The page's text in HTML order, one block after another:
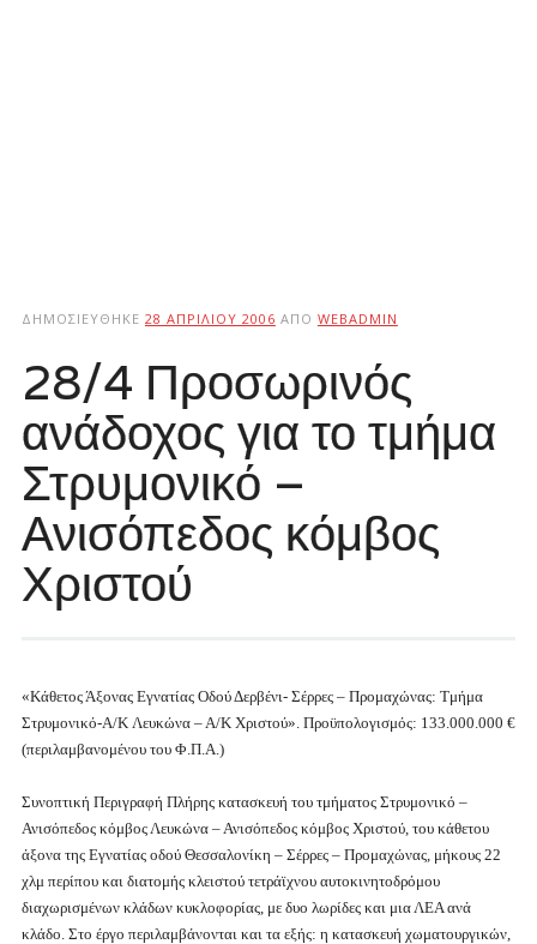
ΔΗΜΟΣΙΕΎΘΗΚΕ 28 ΑΠΡΙΛΊΟΥ 2006 ΑΠΌ WEBADMIN
28/4 Προσωρινός
ανάδοχος για το τμήμα
Στρυμονικό –
Ανισόπεδος κόμβος
Χριστού
«Κάθετος Άξονας Εγνατίας Οδού Δερβένι- Σέρρες – Προμαχώνας: Τμήμα
Στρυμονικό-A/K Λευκώνα – Α/Κ Χριστού». Προϋπολογισμός: 133.000.000 €
(περιλαμβανομένου του Φ.Π.Α.)
Συνοπτική Περιγραφή Πλήρης κατασκευή του τμήματος Στρυμονικό –
Ανισόπεδος κόμβος Λευκώνα – Ανισόπεδος κόμβος Χριστού, του κάθετου
άξονα της Εγνατίας οδού Θεσσαλονίκη – Σέρρες – Προμαχώνας, μήκους 22
χλμ περίπου και διατομής κλειστού τετράϊχνου αυτοκινητοδρόμου
διαχωρισμένων κλάδων κυκλοφορίας, με δυο λωρίδες και μια ΛΕΑ ανά
κλάδο. Στο έργο περιλαμβάνονται και τα εξής: η κατασκευή χωματουργικών,